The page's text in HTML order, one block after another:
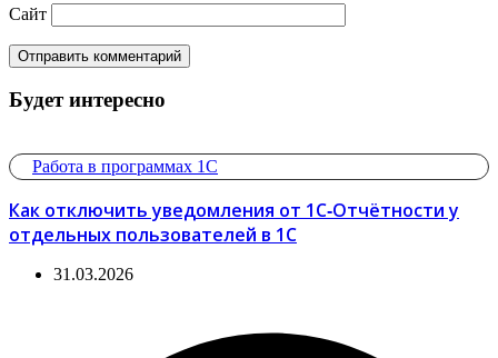
Сайт
Будет интересно
Работа в программах 1С
Как отключить уведомления от 1С‑Отчётности у
отдельных пользователей в 1С
31.03.2026